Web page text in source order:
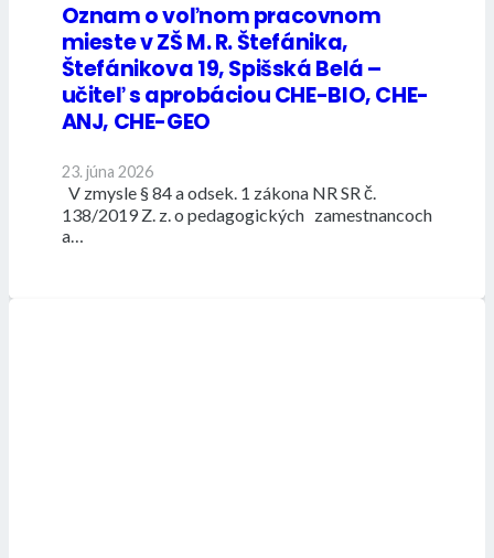
Oznam o voľnom pracovnom
mieste v ZŠ M. R. Štefánika,
Štefánikova 19, Spišská Belá –
učiteľ s aprobáciou CHE-BIO, CHE-
ANJ, CHE-GEO
23. júna 2026
V zmysle § 84 a odsek. 1 zákona NR SR č.
138/2019 Z. z. o pedagogických zamestnancoch
a…